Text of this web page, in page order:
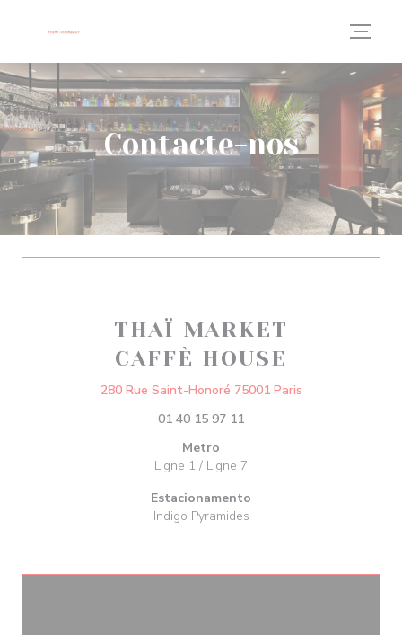
Contacte-nos
THAÏ MARKET
CAFFÈ HOUSE
280 Rue Saint-Honoré 75001 Paris((abre numa
01 40 15 97 11
Metro
Ligne 1 / Ligne 7
Estacionamento
Indigo Pyramides